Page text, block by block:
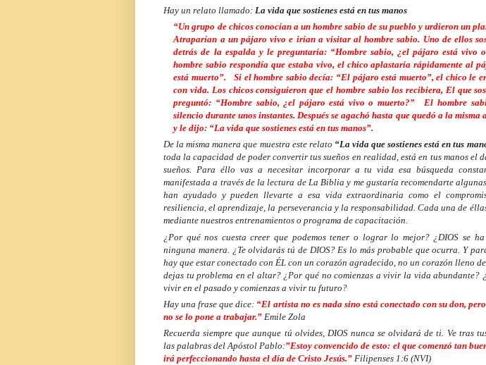
Hay un relato llamado: La vida que sostienes está en tus manos
“Un grupo de chicos conocían a un hombre sabio de su pueblo y urdieron un
Atraparían a un pájaro vivo e irían a visitar al hombre sabio. Uno de ellos
detrás de la espalda y le preguntaría: “Hombre sabio, ¿el pájaro está vivo
hombre sabio respondía que estaba vivo, el chico aplastaría rápidamente al
está muerto”.
Si el hombre sabio decía: “El pájaro está muerto”, el chico le
con vida. Los chicos consiguieron que el hombre sabio los recibiera, El que
preguntó: “Hombre sabio, ¿el pájaro está vivo o muerto?”
El hombre
silencio durante unos instantes. Después se agachó hasta que quedó a la misma
y le dijo: “La vida que sostienes está en tus manos”.
De la misma manera que muestra este relato “La vida que sostienes está en tus
toda la capacidad de poder convertir tus sueños en realidad, está en tus manos el
sueños. Para éllo vas a necesitar incorporar a tu vida esa búsqueda
manifestada a través de la lectura de La Biblia y me gustaría recomendarte
han ayudado y pueden llevarte a esa vida extraordinaria como el
resiliencia, el aprendizaje, la perseverancia y la responsabilidad. Cada una de
mediante nuestros entrenamientos o programa de capacitación.
¿Por qué nos cuesta creer que podemos tener o lograr lo mejor? ¿DIOS se
ninguna manera. ¿Te olvidarás tú de DIOS? Es lo más probable que ocurra. Y
hay que estar conectado con ÉL con un corazón agradecido, no un corazón lleno
dejas tu problema en el altar? ¿Por qué no comienzas a vivir la vida abundante?
vivir en el pasado y comienzas a vivir tu futuro?
Hay una frase que dice: “El artista no es nada sino está conectado con su don,
no se lo pone a trabajar.” Emile Zola
Recuerda siempre que aunque tú olvides, DIOS nunca se olvidará de ti. Ve tras
las palabras del Apóstol Pablo:”Estoy convencido de esto: el que comenzó tan
irá perfeccionando hasta el día de Cristo Jesús.” Filipenses 1:6 (NVI)